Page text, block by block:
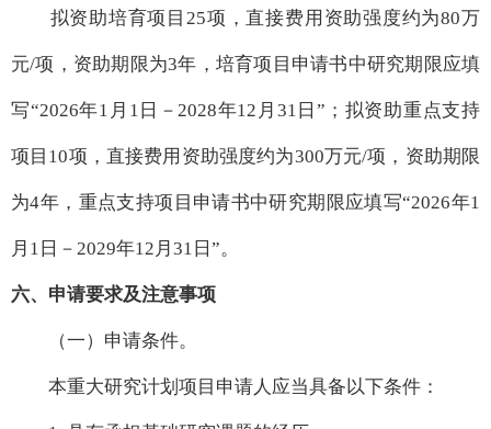
拟资助培育项目25项，直接费用资助强度约为80万
元/项，资助期限为3年，培育项目申请书中研究期限应填
写“2026年1月1日－2028年12月31日”；拟资助重点支持
项目10项，直接费用资助强度约为300万元/项，资助期限
为4年，重点支持项目申请书中研究期限应填写“2026年1
月1日－2029年12月31日”。
六、申请要求及注意事项
（一）申请条件。
本重大研究计划项目申请人应当具备以下条件：